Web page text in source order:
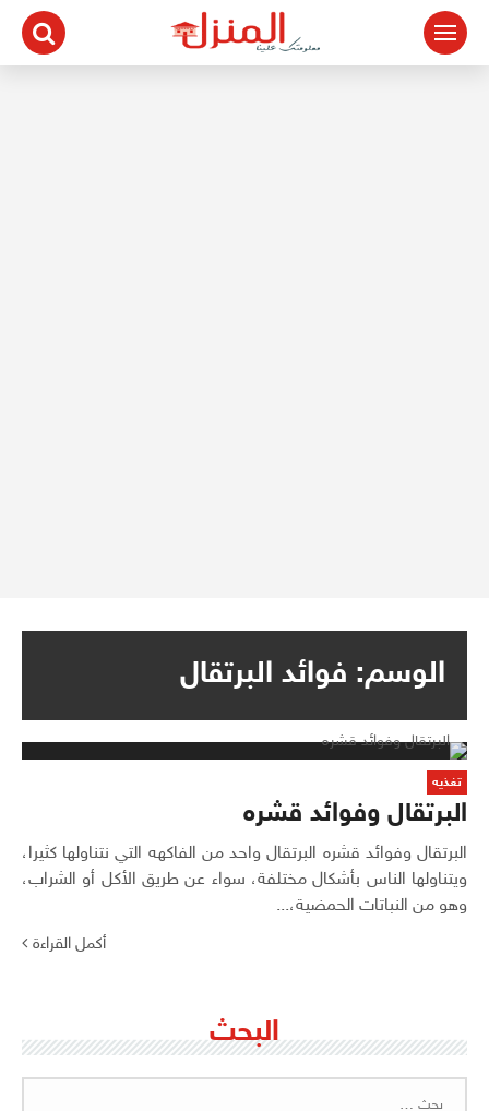
التجاوز
المحتوى
الوسم: فوائد البرتقال
تغذيه
البرتقال وفوائد قشره
البرتقال وفوائد قشره البرتقال واحد من الفاكهه التي نتناولها كثيرا،
ويتناولها الناس بأشكال مختلفة، سواء عن طريق الأكل أو الشراب،
وهو من النباتات الحمضية،...
أكمل القراءة
البحث